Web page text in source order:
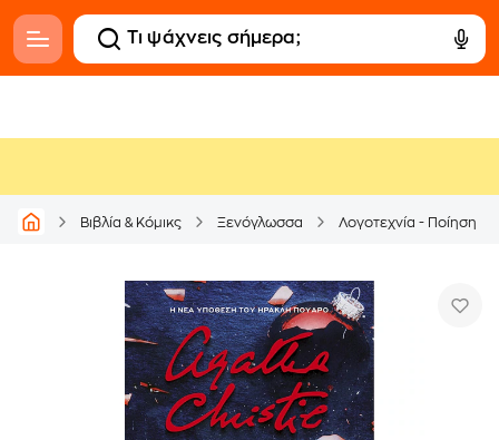
Βιβλία & Κόμικς Ξενόγλωσσα Λογοτεχνία - Ποίηση